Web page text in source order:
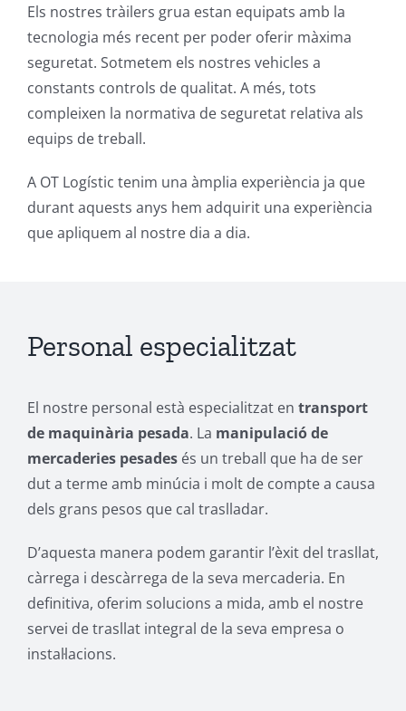
Els nostres tràilers grua estan equipats amb la
tecnologia més recent per poder oferir màxima
seguretat. Sotmetem els nostres vehicles a
constants controls de qualitat. A més, tots
compleixen la normativa de seguretat relativa als
equips de treball.
A OT Logístic tenim una àmplia experiència ja que
durant aquests anys hem adquirit una experiència
que apliquem al nostre dia a dia.
Personal especialitzat
El nostre personal està especialitzat en transport
de maquinària pesada. La manipulació de
mercaderies pesades és un treball que ha de ser
dut a terme amb minúcia i molt de compte a causa
dels grans pesos que cal traslladar.
D’aquesta manera podem garantir l’èxit del trasllat,
càrrega i descàrrega de la seva mercaderia. En
definitiva, oferim solucions a mida, amb el nostre
servei de trasllat integral de la seva empresa o
instal·lacions.